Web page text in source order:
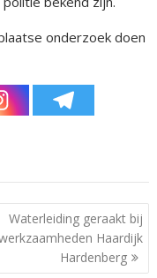
onderzoek doen
Waterleiding geraakt bij
Haardijk
Hardenberg